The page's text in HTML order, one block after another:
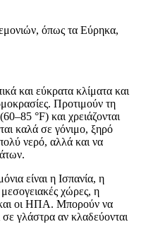
όπως τα Εύρηκα,
και εύκρατα κλίματα και
Προτιμούν τη
°F) και χρειάζονται
καλά σε γόνιμο, ξηρό
νερό, αλλά και να
είναι η Ισπανία, η
χώρες, η
και οι ΗΠΑ. Μπορούν να
γλάστρα αν κλαδεύονται